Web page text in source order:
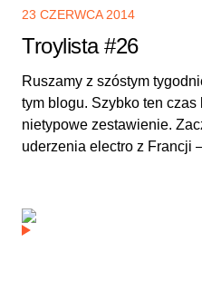
23 CZERWCA 2014
Troylista #26
Ruszamy z szóstym
tym blogu. Szybko ten
nietypowe zestawienie.
uderzenia electro z Francji